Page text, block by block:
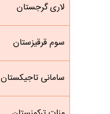
لاری گرجستان
سوم قرقیزستان
سامانی تاجیکستان